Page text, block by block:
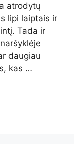
atrodytų
lipi laiptais ir
Tada ir
daugiau
kas …